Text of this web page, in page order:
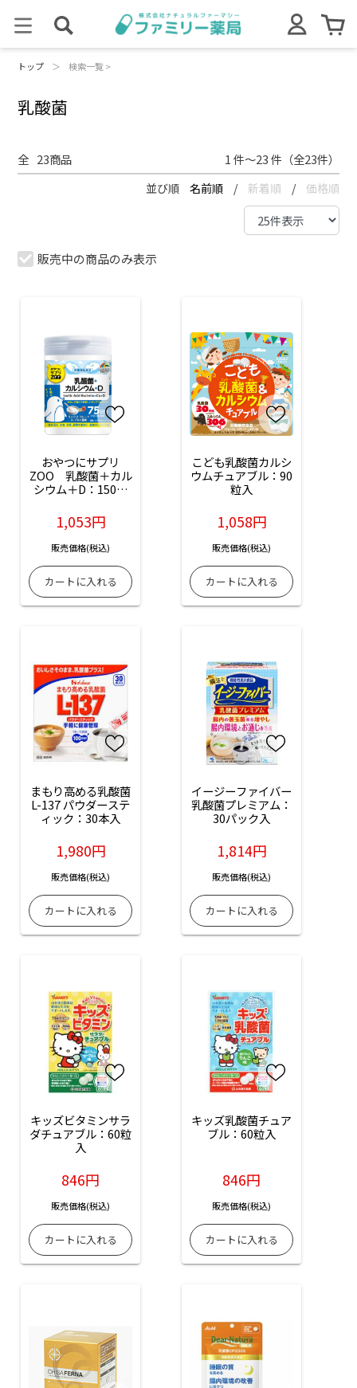
トップ ＞ 検索一覧 >
乳酸菌
全 23商品 1 件～23 件（全23件）
並び順 名前順 / 新着順 / 価格順
販売中の商品のみ表示
おやつにサプリ
ZOO　乳酸菌＋カル
シウム＋D：150粒
1,053円
販売価格(税込)
こども乳酸菌カルシ
ウムチュアブル：90
粒入
1,058円
販売価格(税込)
まもり高める乳酸菌
L-137 パウダーステ
ィック：30本入
1,980円
販売価格(税込)
イージーファイバー
乳酸菌プレミアム：
30パック入
1,814円
販売価格(税込)
キッズビタミンサラ
ダチュアブル：60粒
入
846円
販売価格(税込)
キッズ乳酸菌チュア
ブル：60粒入
846円
販売価格(税込)